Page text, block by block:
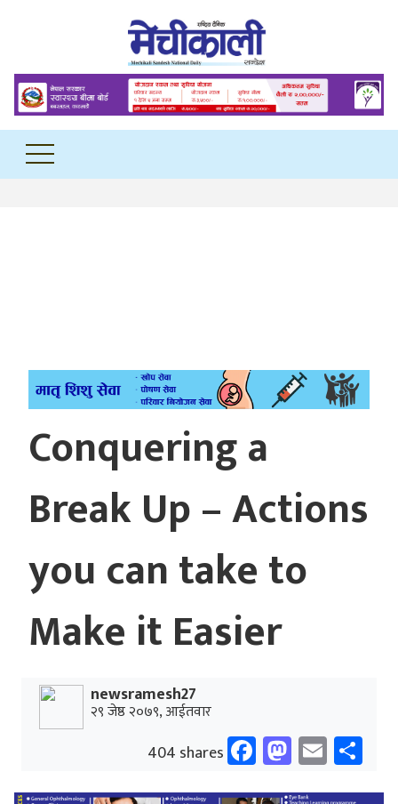
Conquering a
Break Up – Actions
you can take to
Make it Easier
newsramesh27
२९ जेष्ठ २०७९, आईतवार
404 shares Facebook
Email